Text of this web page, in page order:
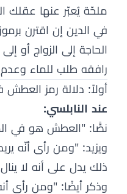
ملحّة يُعبّر عنها عقلك
في الدين إن اقترن
الحاجة إلى الزواج أو
رافقه طلب للماء وعدم
أولاً: دلالة رمز العطش
عند النابلسي:
نصًّا: "العطش هو في
ويزيد: "ومن رأى أنّه
ذلك يدل على أنه لا
وذكر أيضًا: "ومن رأى